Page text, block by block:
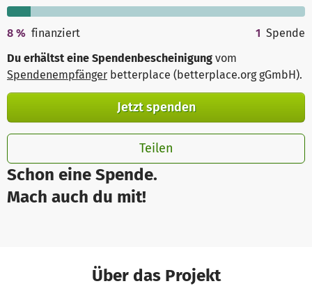
Schon eine Spende.
Mach auch du mit!
8 % finanziert 1 Spende
Du erhältst eine Spendenbescheinigung vom
Spendenempfänger betterplace (betterplace.org gGmbH).
Jetzt spenden
Teilen
Über das Projekt